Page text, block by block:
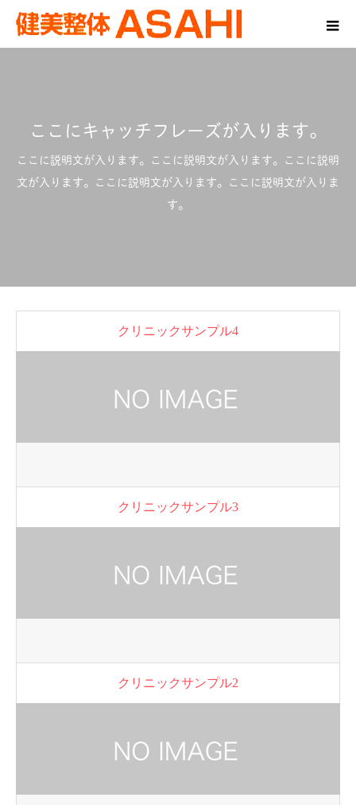
ここにキャッチフレーズが入ります。
ここに説明文が入ります。ここに説明文が入ります。ここに説明
文が入ります。ここに説明文が入ります。ここに説明文が入りま
す。
クリニックサンプル4
クリニックサンプル3
クリニックサンプル2